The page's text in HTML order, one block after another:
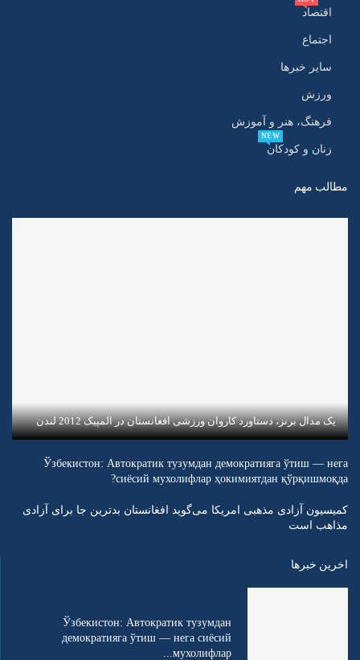
اقتصاد
اجتماع
سایر خبرها
ورزش
فرهنگ، هنر و آموزش
زنان و کودکان
NEW
مطالب مهم
یک مدال برنز، دستاورد کاروان ورزشی افغانستان در المپیک 2012 لندن
Ўзбекистон: Автократик тузумдан демократияга ўтиш — нега
сиёсий мухолифлар ҳокимиятдан қўрқишмоқда?
کمیسیون آزادی مذهبی امریکا می‌گوید افغانستان بدترین جا برای آزادی
مذاهب است
اخرین خبرها
Ўзбекистон: Автократик тузумдан
демократияга ўтиш — нега сиёсий
мухолифлар...